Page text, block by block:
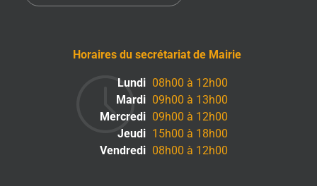
Horaires du secrétariat de Mairie
Lundi 08h00 à 12h00
Mardi 09h00 à 13h00
Mercredi 09h00 à 12h00
Jeudi 15h00 à 18h00
Vendredi 08h00 à 12h00